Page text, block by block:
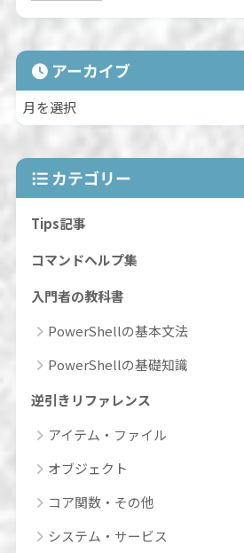
アーカイブ
カテゴリー
Tips記事
コマンドヘルプ集
入門者の教科書
PowerShellの基本文法
PowerShellの基礎知識
逆引きリファレンス
アイテム・ファイル
オブジェクト
コア関数・その他
システム・サービス